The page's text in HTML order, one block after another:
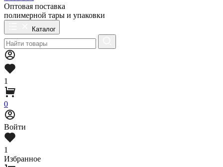
Оптовая поставка
полимерной тары и упаковки
Каталог
1
0
Войти
1
Избранное